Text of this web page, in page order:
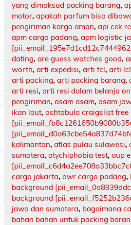
yang dimaksud packing barang,
motor, apakah parfum bisa
pengiriman kargo aman, api cek
apm cargo padang, apm logistic
dating, are guess watches good,
worth, arti expedisi, arti fcl, arti lcl
arti packing, arti packing barang,
arti resi, arti resi dalam belanja
pengiriman, asam asam, asam
ikan laut, ashtabula craigslist free
kalimantan, atlas pulau sulawesi,
sumatera, atychiphobia test, aup
cargo jakarta, awr cargo padang,
background
background
jawa dan sumatera, bagaimana
bahan bahan untuk packing